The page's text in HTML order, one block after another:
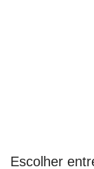
Escolher